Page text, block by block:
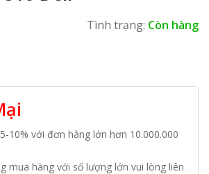
Tình trạng: Còn hàng
10% với đơn hàng lớn hơn 10.000.000
mua hàng với số lượng lớn vui lòng liên